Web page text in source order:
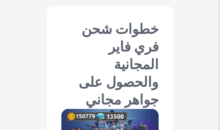
خطوات شحن
فري فاير
المجانية
والحصول على
جواهر مجاني